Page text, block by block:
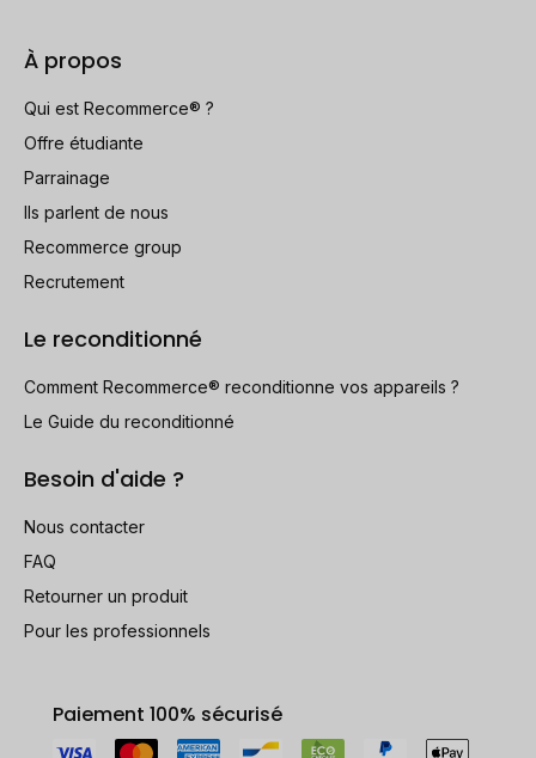
À propos
Qui est Recommerce® ?
Offre étudiante
Parrainage
Ils parlent de nous
Recommerce group
Recrutement
Le reconditionné
Comment Recommerce® reconditionne vos appareils ?
Le Guide du reconditionné
Besoin d'aide ?
Nous contacter
FAQ
Retourner un produit
Pour les professionnels
Paiement 100% sécurisé